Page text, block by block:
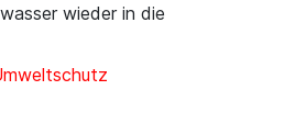
wieder in die